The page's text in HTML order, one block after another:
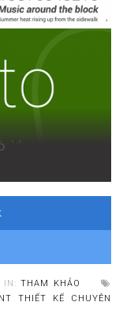
IN:THAM KHẢO
THIẾT KẾ CHUYÊN